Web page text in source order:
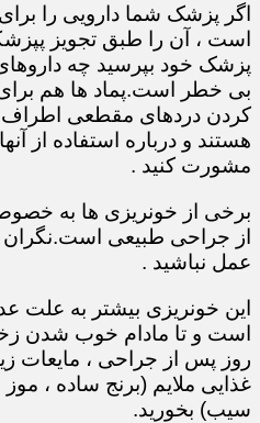
اگر پزشک شما دارویی را
است ، آن را طبق تجویز
پزشک خود بپرسید چه
بی خطر است.پماد ها هم
کردن دردهای مقطعی اطراف
هستند و درباره استفاده از
مشورت کنید .
برخی از خونریزی ها به
از جراحی طبیعی است.نگران
عمل نباشید .
این خونریزی بیشتر به علت
است و تا مادام خوب شدن
روز پس از جراحی ، مایعات
غذایی ملایم (برنج ساده ،
سیب) بخورید.